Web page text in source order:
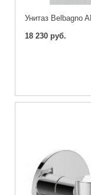
Унитаз Belbagno
18 230 руб.